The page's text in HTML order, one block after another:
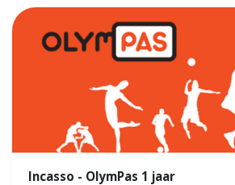
Incasso - OlymPas 1 jaar